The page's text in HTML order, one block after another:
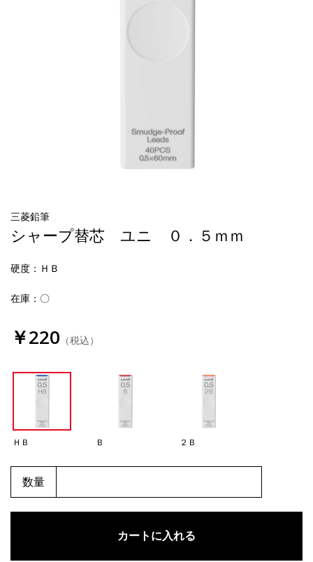
三菱鉛筆
シャープ替芯 ユニ ０．５ｍｍ
硬度 ：ＨＢ
在庫：〇
￥220 （税込）
ＨＢ Ｂ ２Ｂ
数量